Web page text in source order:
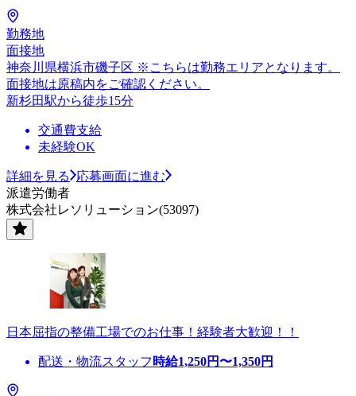
勤務地
面接地
神奈川県横浜市磯子区 ※こちらは勤務エリアとなります。
面接地は原稿内をご確認ください。
新杉田駅から徒歩15分
交通費支給
未経験OK
詳細を見る
応募画面に進む
派遣労働者
株式会社レソリューション(53097)
日本屈指の整備工場でのお仕事！経験者大歓迎！！
配送・物流スタッフ 時給1,250円〜1,350円